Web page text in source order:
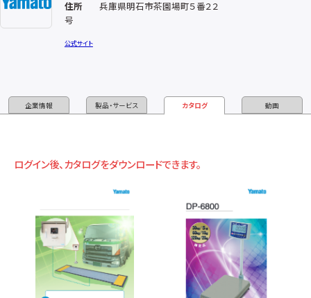
住所
兵庫県明石市茶園場町５番２２
号
公式サイト
企業情報 製品・サービス カタログ 動画
ログイン後、カタログをダウンロードできます。